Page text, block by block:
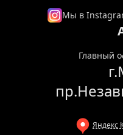
Мы в
Главный
Яндекс